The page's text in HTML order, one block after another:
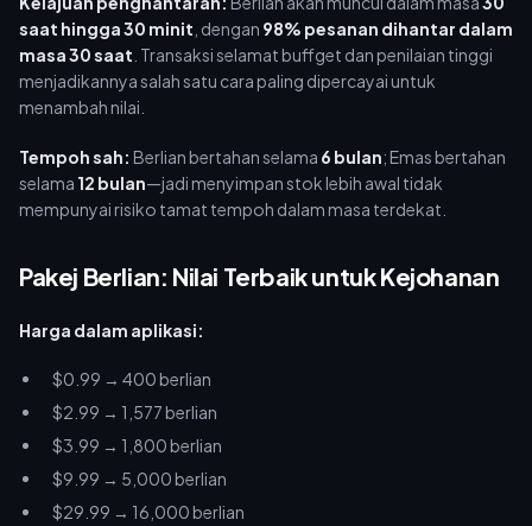
saat hingga 30 minit , dengan 98% pesanan dihantar dalam
masa 30 saat . Transaksi selamat buffget dan penilaian tinggi
menjadikannya salah satu cara paling dipercayai untuk
menambah nilai.
Tempoh sah: Berlian bertahan selama 6 bulan; Emas bertahan
selama 12 bulan—jadi menyimpan stok lebih awal tidak
mempunyai risiko tamat tempoh dalam masa terdekat.
Pakej Berlian: Nilai Terbaik untuk Kejohanan
Harga dalam aplikasi:
$0.99 → 400 berlian
$2.99 → 1,577 berlian
$3.99 → 1,800 berlian
$9.99 → 5,000 berlian
$29.99 → 16,000 berlian